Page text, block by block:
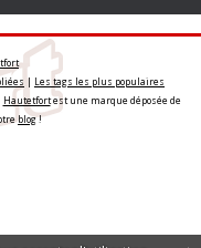
| Les tags les plus populaires
Hautetfortest une marque déposée de
blog!